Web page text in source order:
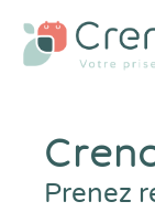
Prenez